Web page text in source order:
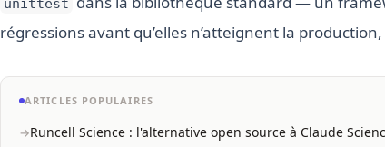
unittest
régressions avant qu’elles n’atteignent la
ARTICLES POPULAIRES
Runcell Science : l'alternative open source à Claude